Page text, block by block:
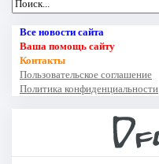
Все новости сайта
Ваша помощь сайту
Контакты
Пользовательское соглашение
Политика конфиденциальности